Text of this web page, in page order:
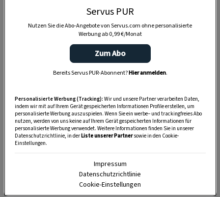
1 EL
Senf
Suppengemüse (Karotten,
Sellerie, Porree, Zwiebel)
3
Knoblauchzehen
1 EL
Tomatenmark
Korianderkörner
Pfeffer
Salz
Rotwein
Servus PUR
Nutzen Sie die Abo-Angebote von Servus.com ohne personalisierte
Werbung ab 0,99 €/Monat
Zum Abo
Bereits Servus PUR-Abonnent?Hier anmelden.
Personalisierte Werbung (Tracking): Wir und unsere Partner verarbeiten Daten,
indem wir mit auf Ihrem Gerät gespeicherten Informationen Profile erstellen, um
personalisierte Werbung auszuspielen. Wenn Sie ein werbe– und trackingfreies Abo
nutzen, werden von uns keine auf Ihrem Gerät gespeicherten Informationen für
personalisierte Werbung verwendet. Weitere Informationen finden Sie in unserer
Datenschutzrichtlinie, in derListe unserer Partnersowie in den Cookie-
Einstellungen.
Impressum
Datenschutzrichtlinie
Cookie-Einstellungen